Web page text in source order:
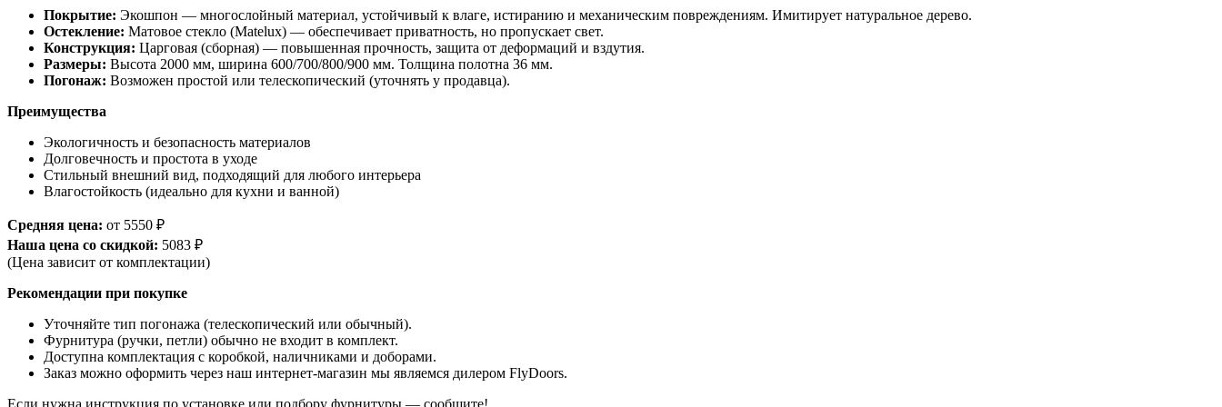
Покрытие: Экошпон — многослойный материал, устойчивый к влаге, истиранию и механическим повреждениям. Имитирует натуральное дерево.
Остекление: Матовое стекло (Matelux) — обеспечивает приватность, но пропускает свет.
Конструкция: Царговая (сборная) — повышенная прочность, защита от деформаций и вздутия.
Размеры: Высота 2000 мм, ширина 600/700/800/900 мм. Толщина полотна 36 мм.
Погонаж: Возможен простой или телескопический (уточнять у продавца).
Преимущества
Экологичность и безопасность материалов
Долговечность и простота в уходе
Стильный внешний вид, подходящий для любого интерьера
Влагостойкость (идеально для кухни и ванной)
Средняя цена: от 5550 ₽
Наша цена со скидкой: 5083 ₽
(Цена зависит от комплектации)
Рекомендации при покупке
Уточняйте тип погонажа (телескопический или обычный).
Фурнитура (ручки, петли) обычно не входит в комплект.
Доступна комплектация с коробкой, наличниками и доборами.
Заказ можно оформить через наш интернет-магазин мы являемся дилером FlyDoors.
Если нужна инструкция по установке или подбору фурнитуры — сообщите!